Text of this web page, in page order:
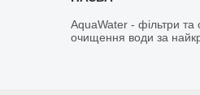
AquaWater - фільтри та
очищення води за